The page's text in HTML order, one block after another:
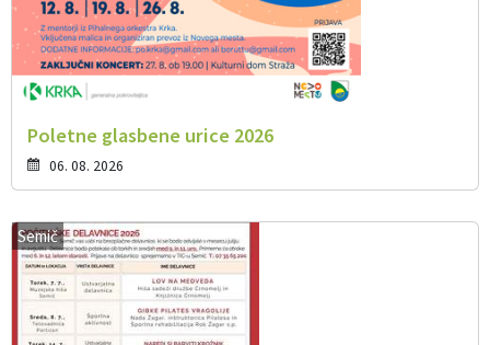
Poletne glasbene urice 2026
06. 08. 2026
Semič